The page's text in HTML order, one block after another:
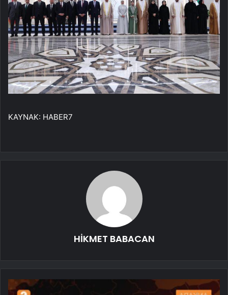
KAYNAK: HABER7
HİKMET BABACAN